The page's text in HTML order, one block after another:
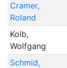
Cramer,
Roland
Kolb,
Wolfgang
Schmid,